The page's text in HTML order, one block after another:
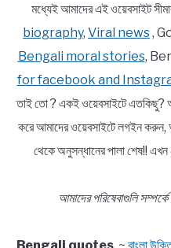
মধ্যেই আমাদের এই ওয়েবসাইট
biography, Viral news,
Bengali moral stories,
for facebook and
তাই তো ? একই ওয়েবসাইটে এতকিছু?
করে আমাদের ওয়েবসাইটে লগইন করুন,
থেকে অনুসন্ধানের পালা শেষ!!
আমাদের পরিষেবাগুলি